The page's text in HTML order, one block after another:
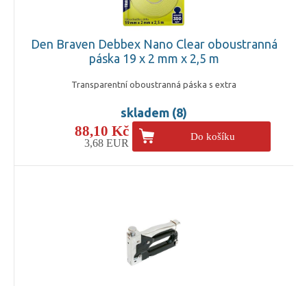
Den Braven Debbex Nano Clear oboustranná
páska 19 x 2 mm x 2,5 m
Transparentní oboustranná páska s extra
skladem (8)
88,10 Kč
3,68 EUR
Do košíku